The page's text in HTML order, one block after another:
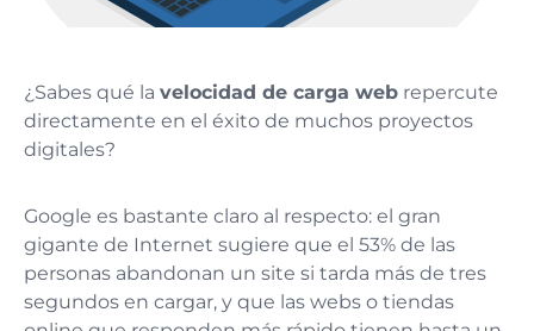
¿Sabes qué la velocidad de carga web repercute
directamente en el éxito de muchos proyectos
digitales?
Google es bastante claro al respecto: el gran
gigante de Internet sugiere que el 53% de las
personas abandonan un site si tarda más de tres
segundos en cargar, y que las webs o tiendas